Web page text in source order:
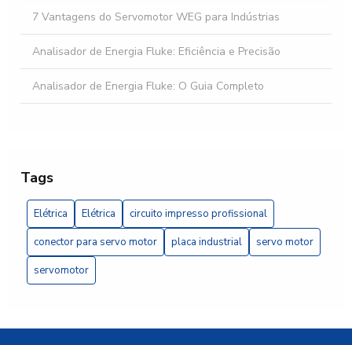
7 Vantagens do Servomotor WEG para Indústrias
Analisador de Energia Fluke: Eficiência e Precisão
Analisador de Energia Fluke: O Guia Completo
Banco de capacitor trifásico é essencial para otimizar a
eficiência energética da sua instalação elétrica
Banco de Capacitor Trifásico Essencial
Banco de capacitor trifásico: como otimizar a eficiência
Tags
Elétrica Elétrica
circuito impresso profissional
conector para servo motor
placa industrial
servo motor
servomotor